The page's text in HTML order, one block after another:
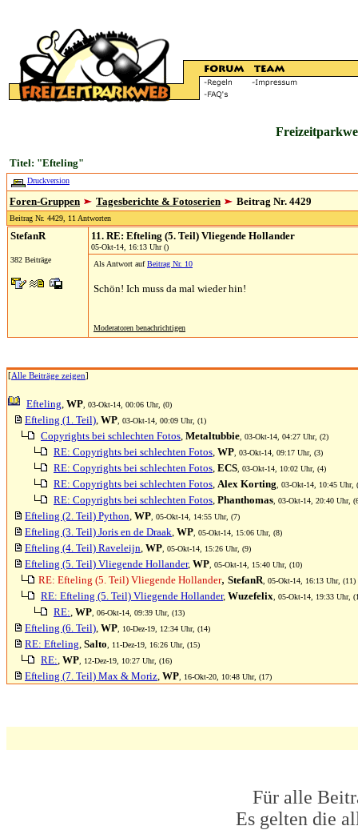
Titel: "Efteling"
Druckversion
Foren-Gruppen Tagesberichte & Fotoserien Beitrag Nr. 4429
Beitrag Nr. 4429, 11 Antworten
StefanR
382 Beiträge
11. RE: Efteling (5. Teil) Vliegende Hollander
05-Okt-14, 16:13 Uhr ()
Als Antwort aufBeitrag Nr. 10
Schön! Ich muss da mal wieder hin!
Moderatoren benachrichtigen
[Alle Beiträge zeigen]
Efteling, WP , 03-Okt-14, 00:06 Uhr, (0)
Efteling (1. Teil), WP , 03-Okt-14, 00:09 Uhr, (1)
Copyrights bei schlechten Fotos, Metaltubbie , 03-Okt-14, 04:27 Uhr, (2)
RE: Copyrights bei schlechten Fotos, WP , 03-Okt-14, 09:17 Uhr, (3)
RE: Copyrights bei schlechten Fotos, ECS , 03-Okt-14, 10:02 Uhr, (4)
RE: Copyrights bei schlechten Fotos, Alex Korting , 03-Okt-14, 10:45 Uhr,
RE: Copyrights bei schlechten Fotos, Phanthomas , 03-Okt-14, 20:40 Uhr,
Efteling (2. Teil) Python, WP , 05-Okt-14, 14:55 Uhr, (7)
Efteling (3. Teil) Joris en de Draak, WP , 05-Okt-14, 15:06 Uhr, (8)
Efteling (4. Teil) Raveleijn, WP , 05-Okt-14, 15:26 Uhr, (9)
Efteling (5. Teil) Vliegende Hollander, WP , 05-Okt-14, 15:40 Uhr, (10)
RE: Efteling (5. Teil) Vliegende Hollander, StefanR , 05-Okt-14, 16:13 Uhr, (11)
RE: Efteling (5. Teil) Vliegende Hollander, Wuzefelix , 05-Okt-14, 19:33 Uhr,
RE:, WP , 06-Okt-14, 09:39 Uhr, (13)
Efteling (6. Teil), WP , 10-Dez-19, 12:34 Uhr, (14)
RE: Efteling, Salto , 11-Dez-19, 16:26 Uhr, (15)
RE:, WP , 12-Dez-19, 10:27 Uhr, (16)
Efteling (7. Teil) Max & Moriz, WP , 16-Okt-20, 10:48 Uhr, (17)
Für alle
Es gelten die